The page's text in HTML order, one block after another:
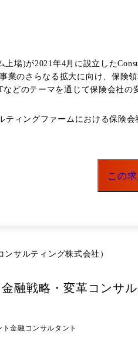
2021年4月に設立した
業のさらなる拡大に向け、保
の変革に携わってきた方です。 特定領域にお
だけでなく、保険業界の変革により深く関わ
やサービスを生み出したい、
サルティングファームです。
損保×企画:デジタルを活用し
ることが可能です。 ・コアコンサルティン
択 ・グローバルコミュニケー
同時に管理し、並行して複数の
ィングファームにおける保険
この
サルティング株式会社）
融戦略・変革コンサル
ト金融コンサルタント